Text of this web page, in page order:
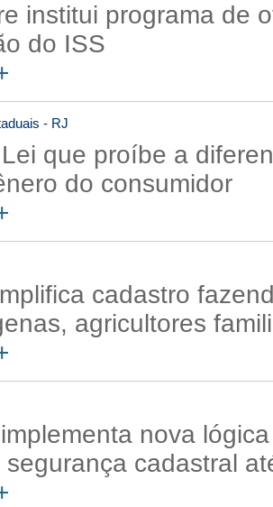
institui programa de
do ISS
- RJ
que proíbe a
do consumidor
cadastro
agricultores
nova
cadastral